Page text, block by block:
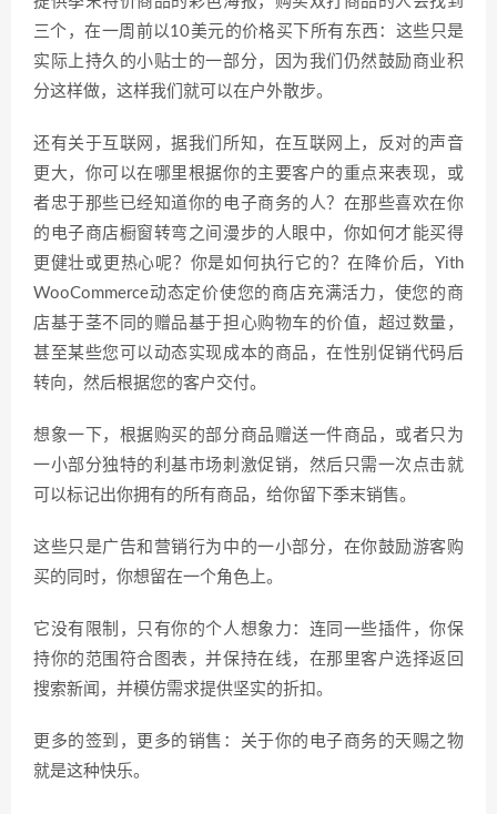
三个，在一周前以10美元的价格买下所有东西：这些只是
实际上持久的小贴士的一部分，因为我们仍然鼓励商业积
分这样做，这样我们就可以在户外散步。
还有关于互联网，据我们所知，在互联网上，反对的声音
更大，你可以在哪里根据你的主要客户的重点来表现，或
者忠于那些已经知道你的电子商务的人？在那些喜欢在你
的电子商店橱窗转弯之间漫步的人眼中，你如何才能买得
更健壮或更热心呢？你是如何执行它的？在降价后，Yith
WooCommerce动态定价使您的商店充满活力，使您的商
店基于茎不同的赠品基于担心购物车的价值，超过数量，
甚至某些您可以动态实现成本的商品，在性别促销代码后
转向，然后根据您的客户交付。
想象一下，根据购买的部分商品赠送一件商品，或者只为
一小部分独特的利基市场刺激促销，然后只需一次点击就
可以标记出你拥有的所有商品，给你留下季末销售。
这些只是广告和营销行为中的一小部分，在你鼓励游客购
买的同时，你想留在一个角色上。
它没有限制，只有你的个人想象力：连同一些插件，你保
持你的范围符合图表，并保持在线，在那里客户选择返回
搜索新闻，并模仿需求提供坚实的折扣。
更多的签到，更多的销售：关于你的电子商务的天赐之物
就是这种快乐。